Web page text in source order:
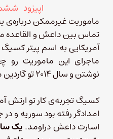
اپیزود
ماموریت غیرممکن درباره‌ی
آمریکایی به اسم پیتر
ماجرای این ماموریت رو
نوشتن و سال ۲۰۱۴ تو گاردین منتشر کردن.
کسیگ تجربه‌ی کار تو ارتش
امدادگر رفته بود سوریه و
اسارت داعش دراومد. یک